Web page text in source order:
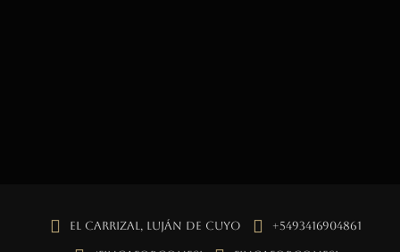
El Carrizal, Luján de Cuyo +5493416904861